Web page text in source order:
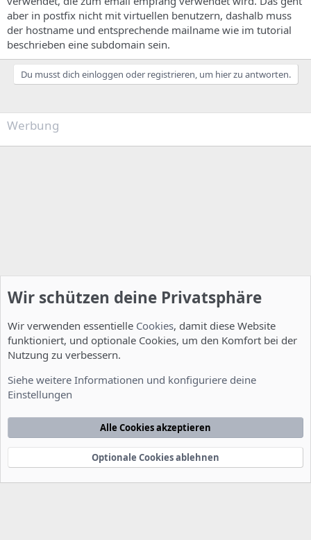
aber in postfix nicht mit virtuellen benutzern, dashalb muss
der hostname und entsprechende mailname wie im tutorial
beschrieben eine subdomain sein.
Du musst dich einloggen oder registrieren, um hier zu antworten.
Werbung
Nutzungsbedingungen Datenschutzerklärung
Startseite
e
Community platform by XenForo® © 2010-2022 XenForo Ltd.
xenDach©2010-2014
Wir schützen deine Privatsphäre
Wir verwenden essentielle Cookies, damit diese Website
funktioniert, und optionale Cookies, um den Komfort bei der
Nutzung zu verbessern.
Siehe weitere Informationen und konfiguriere deine
Einstellungen
Alle Cookies akzeptieren
Optionale Cookies ablehnen